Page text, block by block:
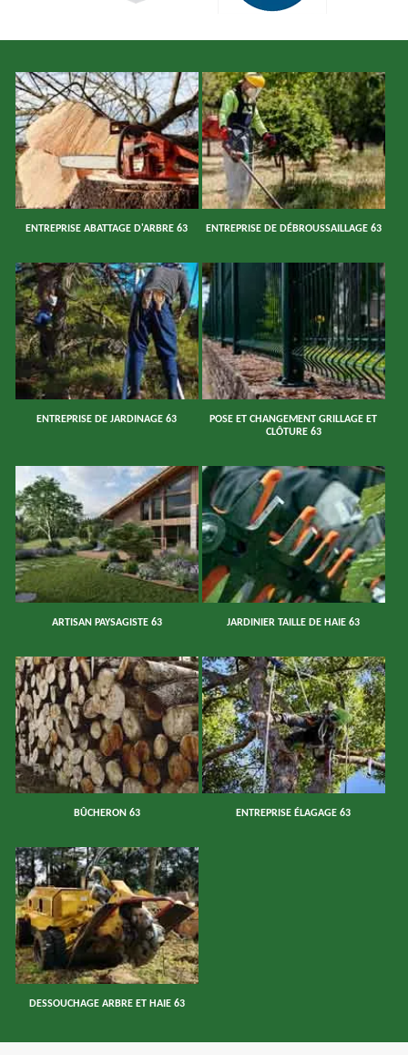
ENTREPRISE ABATTAGE D'ARBRE 63 ENTREPRISE DE DÉBROUSSAILLAGE 63
ENTREPRISE DE JARDINAGE 63
POSE ET CHANGEMENT GRILLAGE ET
CLÔTURE 63
ARTISAN PAYSAGISTE 63 JARDINIER TAILLE DE HAIE 63
BÛCHERON 63 ENTREPRISE ÉLAGAGE 63
DESSOUCHAGE ARBRE ET HAIE 63